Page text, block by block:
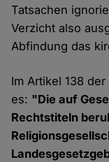
Tatsachen
Verzicht also
Abfindung das
Im Artikel 138
es: "Die auf
Rechtstiteln